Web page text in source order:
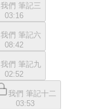
我們 筆記三
03:16
我們 筆記六
08:42
我們 筆記九
02:52
我們 筆記十二
03:53